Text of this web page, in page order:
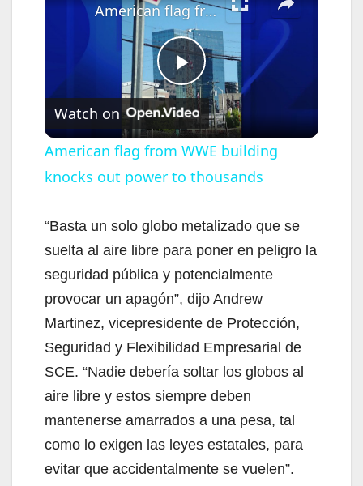
P
l
a
y
V
i
d
e
o
American flag from WWE building knocks out power to thousands
Watch on
American flag from WWE building
knocks out power to thousands
“Basta un solo globo metalizado que se
suelta al aire libre para poner en peligro la
seguridad pública y potencialmente
provocar un apagón”, dijo Andrew
Martinez, vicepresidente de Protección,
Seguridad y Flexibilidad Empresarial de
SCE. “Nadie debería soltar los globos al
aire libre y estos siempre deben
mantenerse amarrados a una pesa, tal
como lo exigen las leyes estatales, para
evitar que accidentalmente se vuelen”.